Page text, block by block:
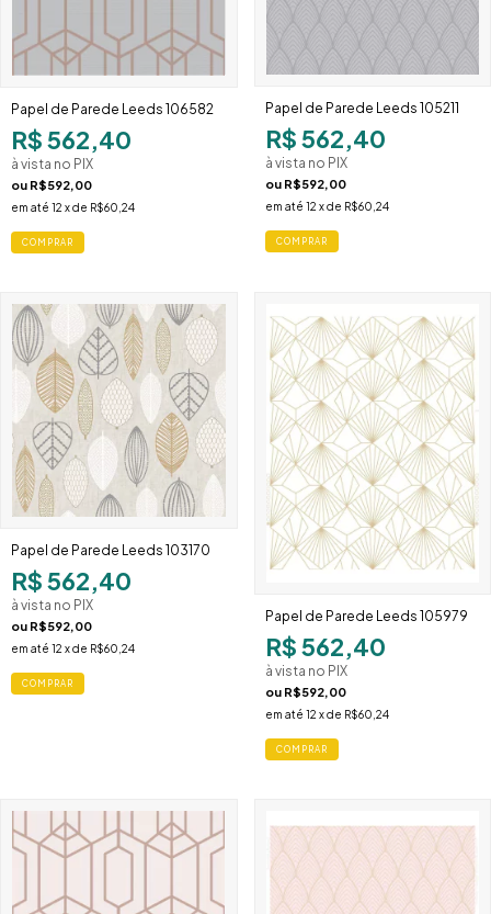
Papel de Parede Leeds 106582
R$ 562,40
à vista no PIX
ou R$592,00
em até 12 x de R$60,24
COMPRAR
Papel de Parede Leeds 105211
R$ 562,40
à vista no PIX
ou R$592,00
em até 12 x de R$60,24
COMPRAR
Papel de Parede Leeds 103170
R$ 562,40
à vista no PIX
ou R$592,00
em até 12 x de R$60,24
COMPRAR
Papel de Parede Leeds 105979
R$ 562,40
à vista no PIX
ou R$592,00
em até 12 x de R$60,24
COMPRAR